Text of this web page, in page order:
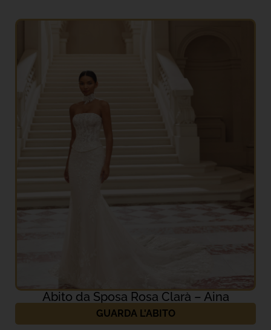
Abito da Sposa Rosa Clarà – Aina
GUARDA L'ABITO